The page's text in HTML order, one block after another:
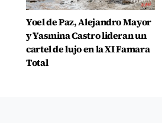
Yoel de Paz, Alejandro Mayor
y Yasmina Castro lideran un
cartel de lujo en la XI Famara
Total